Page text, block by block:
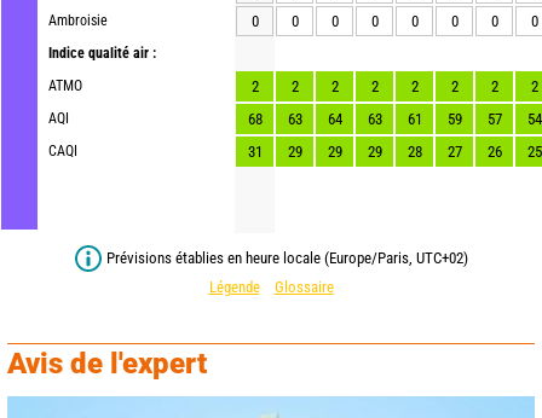
Ambroisie
Indice qualité air :
ATMO
AQI
CAQI
0
0 0 0 0 0 0 0
2 2 2 2 2 2 2
2
68
63 64 63 61 59 57
54
31
29 29 29 28 27 26 25
Prévisions établies en heure locale (Europe/Paris, UTC+02)
Légende
Glossaire
Avis de l'expert